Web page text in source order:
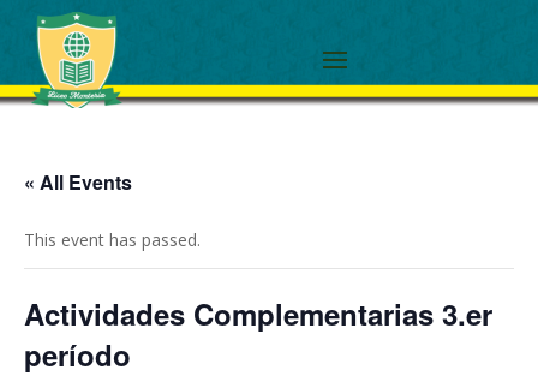
« All Events
This event has passed.
Actividades Complementarias 3.er
período